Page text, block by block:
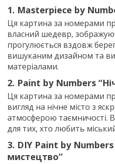
1. Masterpiece by
Ця картина за номерами
власний шедевр,
прогулюється вздовж
вишуканим дизайном та
матеріалами.
2. Paint by Numbers
Ця картина за номерами
вигляд на нічне місто з
атмосферою таємничості.
для тих, хто любить
3. DIY Paint by Numbers
мистецтво”